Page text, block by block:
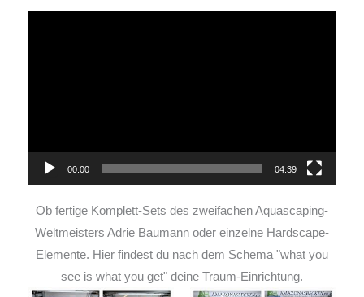
00:00 04:39
Ob fertige Komplett-Sets des zweifachen Aquascaping-
Weltmeisters Adrie Baumann oder einzelne Hardscape-
Elemente. Hier findest du nach dem Schema "what you
see is what you get" deine Traum-Einrichtung.